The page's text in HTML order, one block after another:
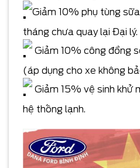
Giảm 10% phụ tùng
tháng chưa quay lại Đại lý.
Giảm 10% công đồng
(áp dụng cho xe không
Giảm 15% vệ sinh khử
hệ thống lạnh.